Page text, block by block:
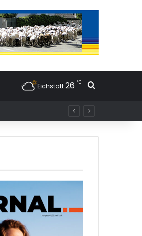
Eichstätt26 ℃ Suchen